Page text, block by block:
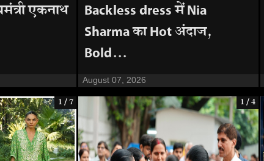
एकनाथ
Backless dress में Nia
Sharma का Hot अंदाज,
Bold...
August 07, 2026
1 / 7 1 / 4